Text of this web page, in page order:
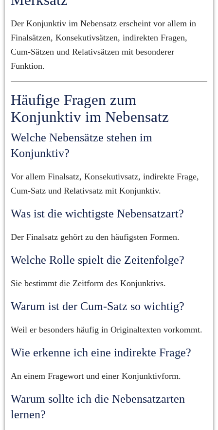
Der Konjunktiv im Nebensatz erscheint vor allem in
Finalsätzen, Konsekutivsätzen, indirekten Fragen,
Cum-Sätzen und Relativsätzen mit besonderer
Funktion.
Häufige Fragen zum
Konjunktiv im Nebensatz
Welche Nebensätze stehen im
Konjunktiv?
Vor allem Finalsatz, Konsekutivsatz, indirekte Frage,
Cum-Satz und Relativsatz mit Konjunktiv.
Was ist die wichtigste Nebensatzart?
Der Finalsatz gehört zu den häufigsten Formen.
Welche Rolle spielt die Zeitenfolge?
Sie bestimmt die Zeitform des Konjunktivs.
Warum ist der Cum-Satz so wichtig?
Weil er besonders häufig in Originaltexten vorkommt.
Wie erkenne ich eine indirekte Frage?
An einem Fragewort und einer Konjunktivform.
Warum sollte ich die Nebensatzarten
lernen?